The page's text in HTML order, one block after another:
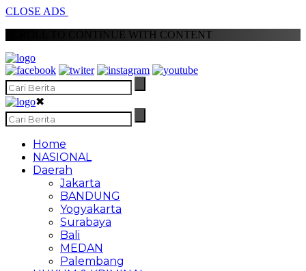
CLOSE ADS
SCROLL TO CONTINUE WITH CONTENT
✖
Home
NASIONAL
Daerah
Jakarta
BANDUNG
Yogyakarta
Surabaya
Bali
MEDAN
Palembang